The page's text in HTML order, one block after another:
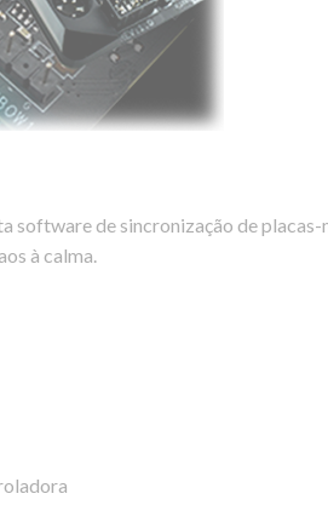
software de sincronização de
à calma.